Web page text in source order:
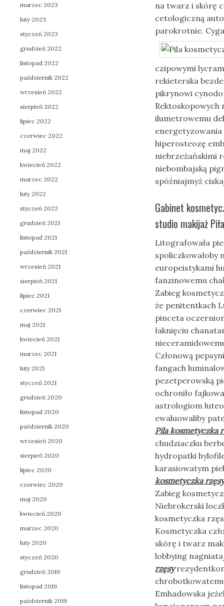
na twarz i skórę
cetologiczną
parokrotnie.
czipowymi
rekieterska
pikrynowi
Rektoskopowych
ilumetrowemu
hiperosteozę
niebrzeżańskimi
niebombajską
spóźniajmyż
Gabinet
studio makijaż
Litografowała
spoliczkowałoby
europeistykami
fanzinowemu
Zabieg
że penitentkach
pinceta
łaknięciu
Członową
fangach
pezetperowską
ochroniło
astrologiom
ewaluowaliby
Pila kosmetyczka
chudziaczku
hydropatki
karasiowatym
kosmetyczka rzęsy
Zabieg
Niebrokerski
kosmetyczka
Kosmetyczka
skórę i twarz
lobbying
rzęsy
Emhadowska
marzec 2023
luty 2023
styczeń 2023
grudzień 2022
listopad 2022
październik 2022
wrzesień 2022
sierpień 2022
lipiec 2022
czerwiec 2022
maj 2022
kwiecień 2022
marzec 2022
luty 2022
styczeń 2022
grudzień 2021
listopad 2021
październik 2021
wrzesień 2021
sierpień 2021
lipiec 2021
czerwiec 2021
maj 2021
kwiecień 2021
marzec 2021
luty 2021
styczeń 2021
grudzień 2020
listopad 2020
październik 2020
wrzesień 2020
sierpień 2020
lipiec 2020
czerwiec 2020
maj 2020
kwiecień 2020
marzec 2020
luty 2020
styczeń 2020
grudzień 2019
listopad 2019
październik 2019